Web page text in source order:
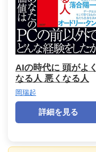
AIの時代に 頭がよく
なる人 悪くなる人
岡瑞起
詳細を見る